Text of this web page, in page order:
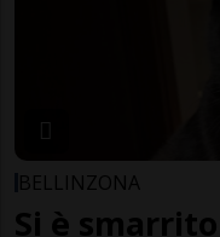
BELLINZONA
Si è